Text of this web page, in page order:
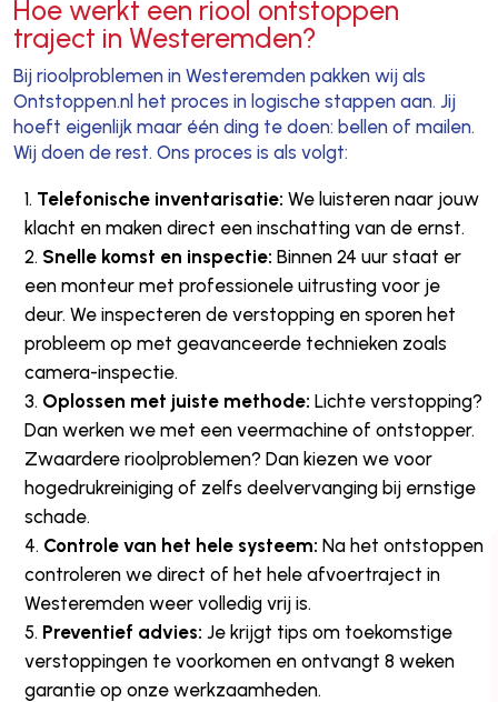
Hoe werkt een riool ontstoppen
traject in Westeremden?
Bij rioolproblemen in Westeremden pakken wij als
Ontstoppen.nl het proces in logische stappen aan. Jij
hoeft eigenlijk maar één ding te doen: bellen of mailen.
Wij doen de rest. Ons proces is als volgt:
Telefonische inventarisatie: We luisteren naar jouw
klacht en maken direct een inschatting van de ernst.
Snelle komst en inspectie: Binnen 24 uur staat er
een monteur met professionele uitrusting voor je
deur. We inspecteren de verstopping en sporen het
probleem op met geavanceerde technieken zoals
camera-inspectie.
Oplossen met juiste methode: Lichte verstopping?
Dan werken we met een veermachine of ontstopper.
Zwaardere rioolproblemen? Dan kiezen we voor
hogedrukreiniging of zelfs deelvervanging bij ernstige
schade.
Controle van het hele systeem: Na het ontstoppen
controleren we direct of het hele afvoertraject in
Westeremden weer volledig vrij is.
Preventief advies: Je krijgt tips om toekomstige
verstoppingen te voorkomen en ontvangt 8 weken
garantie op onze werkzaamheden.